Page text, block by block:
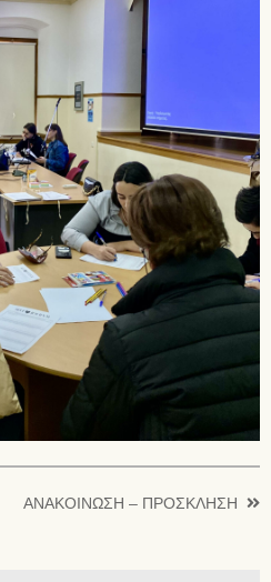
ΑΝΑΚΟΙΝΩΣΗ – ΠΡΟΣΚΛΗΣΗ